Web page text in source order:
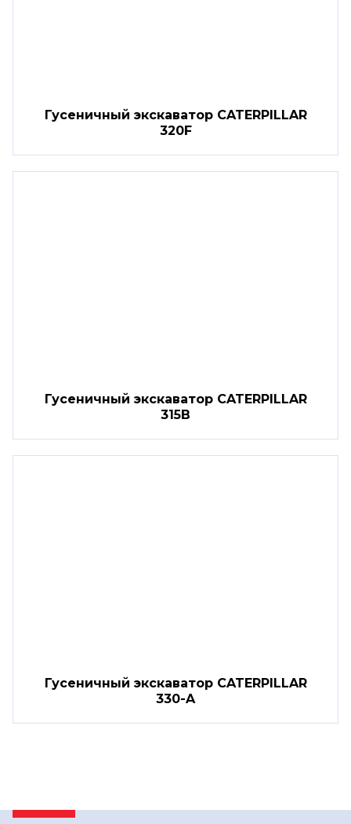
Гусеничный экскаватор CATERPILLAR
320F
Гусеничный экскаватор CATERPILLAR
315B
Гусеничный экскаватор CATERPILLAR
330-A